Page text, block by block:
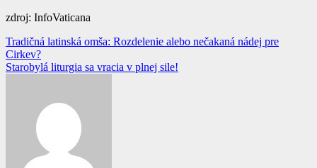
zdroj: InfoVaticana
Navigácia
v
Tradičná latinská omša: Rozdelenie alebo nečakaná nádej pre
Cirkev?
Starobylá liturgia sa vracia v plnej sile!